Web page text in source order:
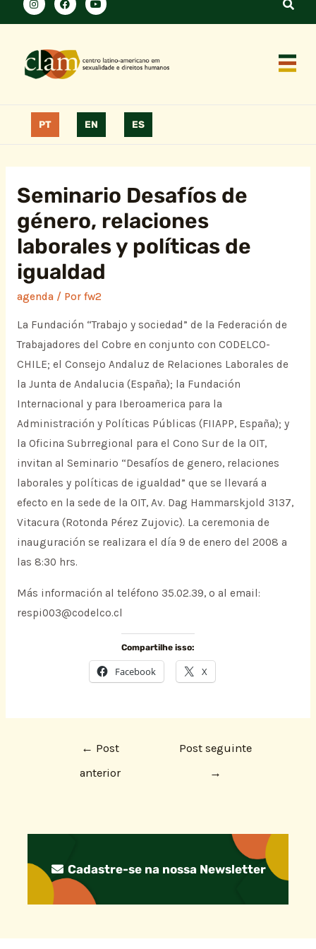
PT EN ES
Seminario Desafíos de
género, relaciones
laborales y políticas de
igualdad
agenda/ Por fw2
La Fundación “Trabajo y sociedad” de la Federación de
Trabajadores del Cobre en conjunto con CODELCO-
CHILE; el Consejo Andaluz de Relaciones Laborales de
la Junta de Andalucia (España); la Fundación
Internacional y para Iberoamerica para la
Administración y Políticas Públicas (FIIAPP, España); y
la Oficina Subrregional para el Cono Sur de la OIT,
invitan al Seminario “Desafíos de genero, relaciones
laborales y políticas de igualdad” que se llevará a
efecto en la sede de la OIT, Av. Dag Hammarskjold 3137,
Vitacura (Rotonda Pérez Zujovic). La ceremonia de
inauguración se realizara el día 9 de enero del 2008 a
las 8:30 hrs.
Más información al teléfono 35.02.39, o al email:
respi003@codelco.cl
Compartilhe isso:
Facebook X
← Post
anterior
Post seguinte
→
Cadastre-se na nossa Newsletter